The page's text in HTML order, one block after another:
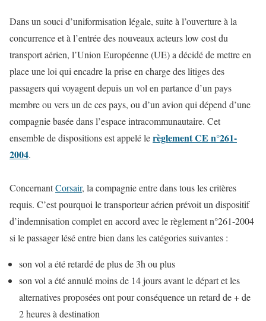
Dans un souci d’uniformisation légale, suite à l’ouverture à la
concurrence et à l’entrée des nouveaux acteurs low cost du
transport aérien, l’Union Européenne (UE) a décidé de mettre en
place une loi qui encadre la prise en charge des litiges des
passagers qui voyagent depuis un vol en partance d’un pays
membre ou vers un de ces pays, ou d’un avion qui dépend d’une
compagnie basée dans l’espace intracommunautaire. Cet
ensemble de dispositions est appelé lerèglement CE n°261-
2004.
ConcernantCorsair, la compagnie entre dans tous les critères
requis. C’est pourquoi le transporteur aérien prévoit un dispositif
d’indemnisation complet en accord avec le règlement n°261-2004
si le passager lésé entre bien dans les catégories suivantes :
son vol a été retardé de plus de 3h ou plus
son vol a été annulé moins de 14 jours avant le départ et les
alternatives proposées ont pour conséquence un retard de + de
2 heures à destination